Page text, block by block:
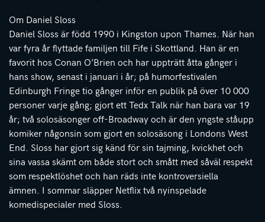
Om Daniel Sloss
Daniel Sloss är född 1990 i Kingston upon Thames. När han
var fyra år flyttade familjen till Fife i Skottland. Han är en
favorit hos Conan O’Brien och har uppträtt åtta gånger i
hans show, senast i januari i år; på humorfestivalen
Edinburgh Fringe tio gånger inför en publik på över 10 000
personer varje gång; gjort ett Tedx Talk när han bara var 19
år; två solosäsonger off-Broadway och är den yngste ståupp
komiker någonsin som gjort en solosäsong i Londons West
End. Sloss har gjort sig känd för sin tajming, kvickhet och
sina vassa skämt om både stort och smått med såväl respekt
som respektlöshet och han räds inte kontroversiella
ämnen. I sommar släpper Netflix två nyinspelade
komedispecialer med Sloss.